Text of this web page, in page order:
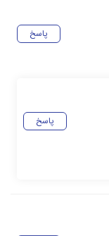
پاسخ
پاسخ